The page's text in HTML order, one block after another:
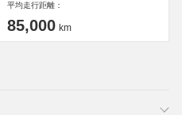
平均走行距離：
85,000 km